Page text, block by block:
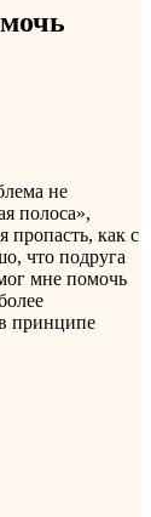
не
полоса»,
пропасть, как с
что подруга
мне помочь
принципе